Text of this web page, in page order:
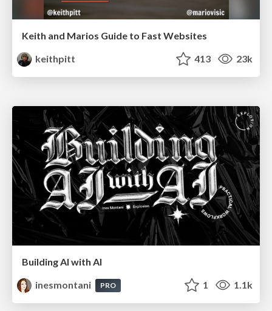
Keith and Marios Guide to Fast Websites
keithpitt
413 23k
Building AI with AI
inesmontani
PRO 1 1.1k